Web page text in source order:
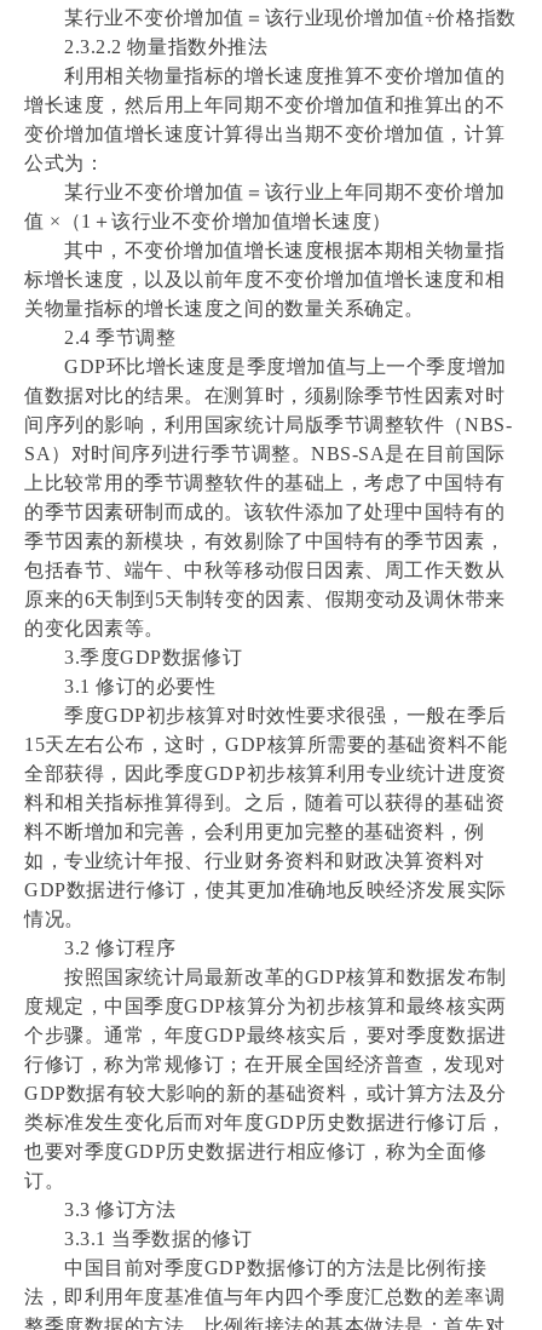
某行业不变价增加值＝该行业现价增加值÷价格指数
2.3.2.2 物量指数外推法
利用相关物量指标的增长速度推算不变价增加值的
增长速度，然后用上年同期不变价增加值和推算出的不
变价增加值增长速度计算得出当期不变价增加值，计算
公式为：
某行业不变价增加值＝该行业上年同期不变价增加
值 ×（1＋该行业不变价增加值增长速度）
其中，不变价增加值增长速度根据本期相关物量指
标增长速度，以及以前年度不变价增加值增长速度和相
关物量指标的增长速度之间的数量关系确定。
2.4 季节调整
GDP环比增长速度是季度增加值与上一个季度增加
值数据对比的结果。在测算时，须剔除季节性因素对时
间序列的影响，利用国家统计局版季节调整软件（NBS-
SA）对时间序列进行季节调整。NBS-SA是在目前国际
上比较常用的季节调整软件的基础上，考虑了中国特有
的季节因素研制而成的。该软件添加了处理中国特有的
季节因素的新模块，有效剔除了中国特有的季节因素，
包括春节、端午、中秋等移动假日因素、周工作天数从
原来的6天制到5天制转变的因素、假期变动及调休带来
的变化因素等。
3.季度GDP数据修订
3.1 修订的必要性
季度GDP初步核算对时效性要求很强，一般在季后
15天左右公布，这时，GDP核算所需要的基础资料不能
全部获得，因此季度GDP初步核算利用专业统计进度资
料和相关指标推算得到。之后，随着可以获得的基础资
料不断增加和完善，会利用更加完整的基础资料，例
如，专业统计年报、行业财务资料和财政决算资料对
GDP数据进行修订，使其更加准确地反映经济发展实际
情况。
3.2 修订程序
按照国家统计局最新改革的GDP核算和数据发布制
度规定，中国季度GDP核算分为初步核算和最终核实两
个步骤。通常，年度GDP最终核实后，要对季度数据进
行修订，称为常规修订；在开展全国经济普查，发现对
GDP数据有较大影响的新的基础资料，或计算方法及分
类标准发生变化后而对年度GDP历史数据进行修订后，
也要对季度GDP历史数据进行相应修订，称为全面修
订。
3.3 修订方法
3.3.1 当季数据的修订
中国目前对季度GDP数据修订的方法是比例衔接
法，即利用年度基准值与年内四个季度汇总数的差率调
整季度数据的方法。比例衔接法的基本做法是：首先对